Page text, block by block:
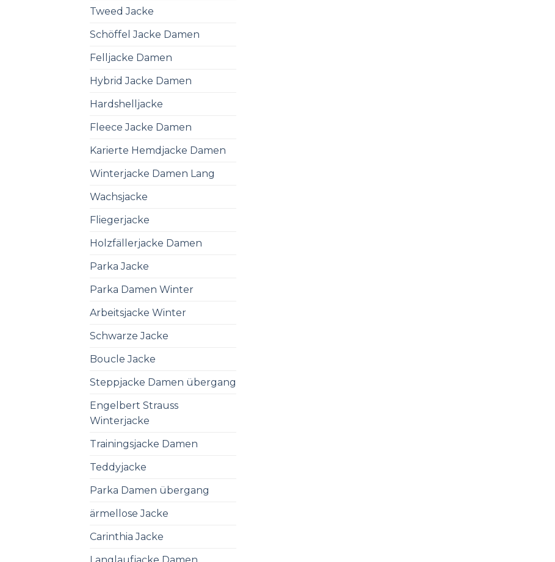
Tweed Jacke
Schöffel Jacke Damen
Felljacke Damen
Hybrid Jacke Damen
Hardshelljacke
Fleece Jacke Damen
Karierte Hemdjacke Damen
Winterjacke Damen Lang
Wachsjacke
Fliegerjacke
Holzfällerjacke Damen
Parka Jacke
Parka Damen Winter
Arbeitsjacke Winter
Schwarze Jacke
Boucle Jacke
Steppjacke Damen übergang
Engelbert Strauss
Winterjacke
Trainingsjacke Damen
Teddyjacke
Parka Damen übergang
ärmellose Jacke
Carinthia Jacke